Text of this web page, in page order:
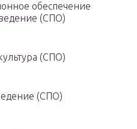
обеспечение
(СПО)
(СПО)
(СПО)